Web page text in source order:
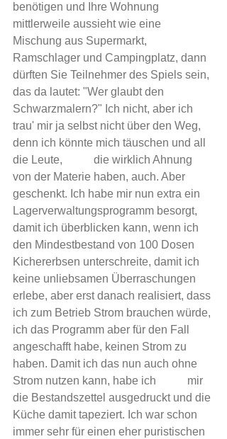
benötigen und Ihre Wohnung
mittlerweile aussieht wie eine
Mischung aus Supermarkt,
Ramschlager und Campingplatz, dann
dürften Sie Teilnehmer des Spiels sein,
das da lautet: "Wer glaubt den
Schwarzmalern?" Ich nicht, aber ich
trau' mir ja selbst nicht über den Weg,
denn ich könnte mich täuschen und all
die Leute,           die wirklich Ahnung
von der Materie haben, auch. Aber
geschenkt. Ich habe mir nun extra ein
Lagerverwaltungsprogramm besorgt,
damit ich überblicken kann, wenn ich
den Mindestbestand von 100 Dosen
Kichererbsen unterschreite, damit ich
keine unliebsamen Überraschungen
erlebe, aber erst danach realisiert, dass
ich zum Betrieb Strom brauchen würde,
ich das Programm aber für den Fall
angeschafft habe, keinen Strom zu
haben. Damit ich das nun auch ohne
Strom nutzen kann, habe ich           mir
die Bestandszettel ausgedruckt und die
Küche damit tapeziert. Ich war schon
immer sehr für einen eher puristischen